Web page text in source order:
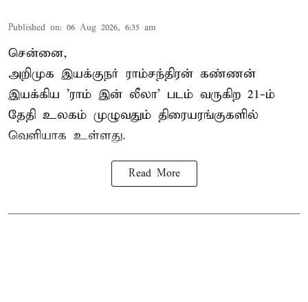
Published on: 06 Aug 2026, 6:35 am
சென்னை,
அறிமுக இயக்குநர் ராம்சந்திரன் கண்ணன்
இயக்கிய 'ராம் இன் லீலா' படம் வருகிற 21-ம்
தேதி உலகம் முழுவதும் திரையரங்குகளில்
வெளியாக உள்ளது.
Read More